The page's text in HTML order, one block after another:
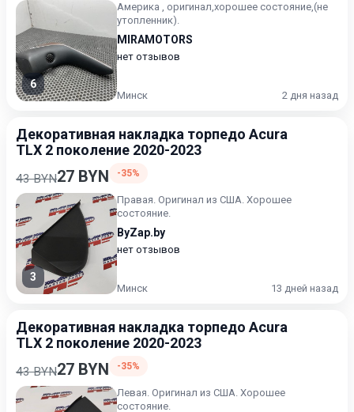
6
Америка , оригинал,хорошее состояние,(не
утопленник).
MIRAMOTORS
нет отзывов
Минск 2 дня назад
Декоративная накладка торпедо Acura
TLX 2 поколение 2020-2023
43 BYN27 BYN -35%
3
Правая. Оригинал из США. Хорошее
состояние.
ByZap.by
нет отзывов
Минск 13 дней назад
Декоративная накладка торпедо Acura
TLX 2 поколение 2020-2023
43 BYN27 BYN -35%
Левая. Оригинал из США. Хорошее
состояние.